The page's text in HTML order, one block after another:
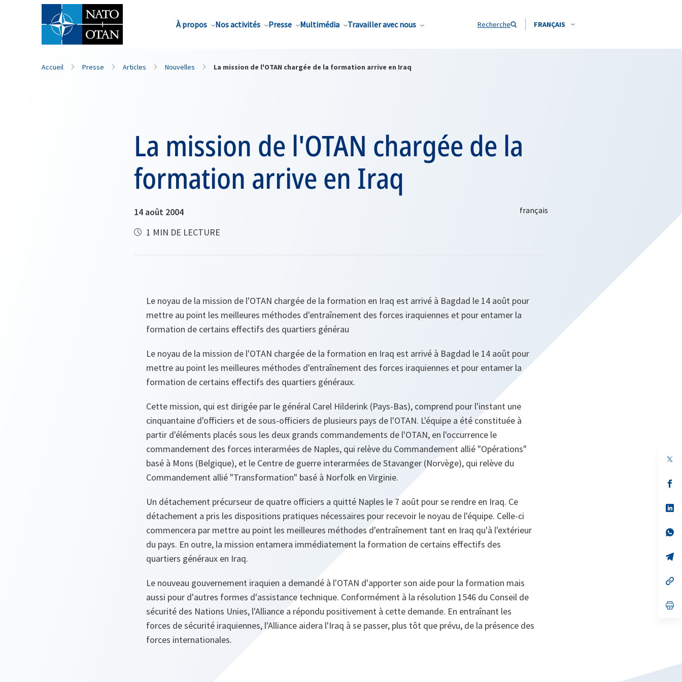
À propos Nos activités Presse Multimédia Travailler avec nous Recherche FRANÇAIS
Nom de famille*
Accueil Presse Articles Nouvelles La mission de l'OTAN chargée de la formation arrive en Iraq
La mission de l'OTAN chargée de la
formation arrive en Iraq
14 août 2004
1 MIN DE LECTURE
Le noyau de la mission de l'OTAN chargée de la formation en Iraq est arrivé à Bagdad le 14 août pour
mettre au point les meilleures méthodes d'entraînement des forces iraquiennes et pour entamer la
formation de certains effectifs des quartiers générau
Le noyau de la mission de l'OTAN chargée de la formation en Iraq est arrivé à Bagdad le 14 août pour
mettre au point les meilleures méthodes d'entraînement des forces iraquiennes et pour entamer la
formation de certains effectifs des quartiers généraux.
Cette mission, qui est dirigée par le général Carel Hilderink (Pays-Bas), comprend pour l'instant une
cinquantaine d'officiers et de sous-officiers de plusieurs pays de l'OTAN. L'équipe a été constituée à
partir d'éléments placés sous les deux grands commandements de l'OTAN, en l'occurrence le
commandement des forces interarmées de Naples, qui relève du Commandement allié "Opérations"
basé à Mons (Belgique), et le Centre de guerre interarmées de Stavanger (Norvège), qui relève du
Commandement allié "Transformation" basé à Norfolk en Virginie.
Un détachement précurseur de quatre officiers a quitté Naples le 7 août pour se rendre en Iraq. Ce
détachement a pris les dispositions pratiques nécessaires pour recevoir le noyau de l'équipe. Celle-ci
commencera par mettre au point les meilleures méthodes d'entraînement tant en Iraq qu'à l'extérieur
du pays. En outre, la mission entamera immédiatement la formation de certains effectifs des
quartiers généraux en Iraq.
Le nouveau gouvernement iraquien a demandé à l'OTAN d'apporter son aide pour la formation mais
aussi pour d'autres formes d'assistance technique. Conformément à la résolution 1546 du Conseil de
sécurité des Nations Unies, l'Alliance a répondu positivement à cette demande. En entraînant les
forces de sécurité iraquiennes, l'Alliance aidera l'Iraq à se passer, plus tôt que prévu, de la présence des
forces internationales.